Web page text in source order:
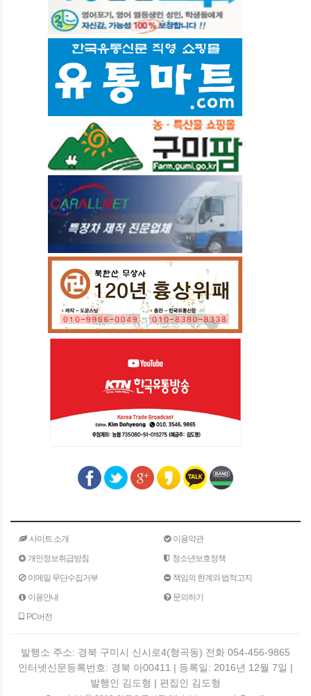
사이트 소개
이용약관
개인정보취급방침
청소년보호정책
이메일 무단수집거부
책임의 한계와 법적고지
이용안내
문의하기
PC버전
발행소 주소: 경북 구미시 신시로4(형곡동) 전화 054-456-9865
인터넷신문등록번호: 경북 아00411 | 등록일: 2016년 12월 7일 |
발행인 김도형 | 편집인 김도형